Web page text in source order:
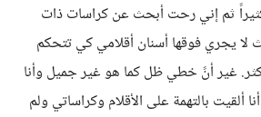
ثم إني رحت أبحث عن كراسات ذات
لا يجري فوقها أسنان أقلامي كي تتحكم
غير أنً خطي ظل كما هو غير جميل وأنا
ألقيت بالتهمة على الأقلام وكراساتي ولم